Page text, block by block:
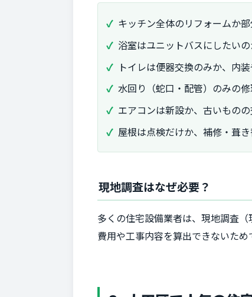
キッチン全体のリフォームか
浴室はユニットバスにしたい
トイレは便器交換のみか、内
水回り（蛇口・配管）のみの
エアコンは新設か、古いもの
屋根は点検だけか、補修・葺
現地調査はなぜ必要？
多くの住宅設備業者は、現地調査
費用や工事内容を算出できないた